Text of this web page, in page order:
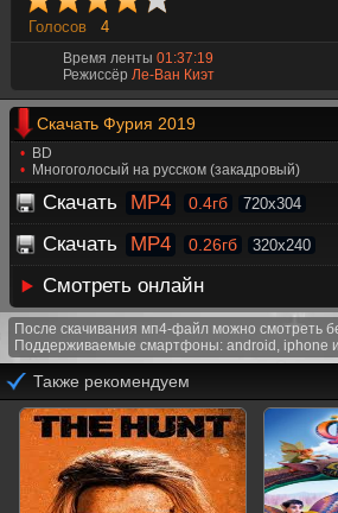
Голосов 4
Время ленты 01:37:19
Режиссёр Ле-Ван Киэт
Скачать Фурия 2019
BD
Многоголосый на русском (закадровый)
Скачать MP4 0.4гб 720x304
Скачать MP4 0.26гб 320x240
Смотреть онлайн
После скачивания мп4-файл можно смотреть
Поддерживаемые смартфоны: android, iphone
Также рекомендуем